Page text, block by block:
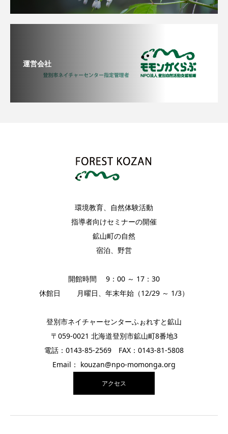
運営会社
環境教育、自然体験活動
指導者向けセミナーの開催
鉱山町の自然
宿泊、野営
開館時間 9：00 ～ 17：30
休館日 月曜日、年末年始（12/29 ～ 1/3）
登別市ネイチャーセンターふぉれすと鉱山
〒059-0021 北海道登別市鉱山町8番地3
電話：0143-85-2569 FAX：0143-81-5808
Email： kouzan@npo-momonga.org
アクセス